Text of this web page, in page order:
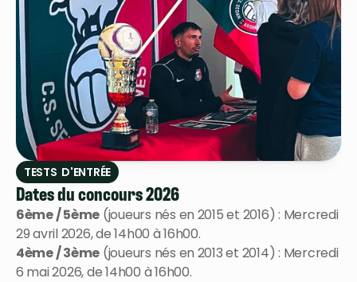
TESTS D'ENTRÉE
Dates du concours 2026
6ème / 5ème (joueurs nés en 2015 et 2016) : Mercredi
29 avril 2026, de 14h00 à 16h00.
4ème / 3ème (joueurs nés en 2013 et 2014) : Mercredi
6 mai 2026, de 14h00 à 16h00.